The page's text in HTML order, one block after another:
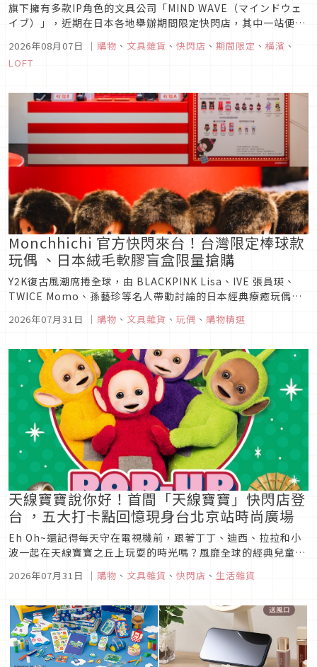
旗下擁有多款IP角色的文具公司「MIND WAVE（マインドウェ
イブ）」，近期在日本各地舉辦期間限定快閃店，其中一站便是
在橫濱Loft登場，現場將販售「懶洋洋喵之助（ごろごろにゃん
すけ）」、「SHIBANBAN微笑柴犬（しばんばん）」、
「PIYOKOMAME豆豆小雞（ぴよこ豆）」這三大主力IP的角...
2026年08月07日 ｜ 購物 、 文具雜貨 、 快閃店 、 期間限定 、 橫濱 、
LOFT
Monchhichi 官方快閃來台！台灣限定棒球款
玩偶 、日本絨毛軟膠盲盒限量搶購
Y2K復古風潮席捲全球，由 BLACKPINK Lisa、IVE 張員瑛、
TWICE Momo、孫藝珍等名人帶動討論的日本經典療癒玩偶
Monchhichi 再度掀起熱潮。歡慶逾 50 週年，首度在台舉辦
「Monchhichi Summer Vibe in Taiwan 2026 台灣快閃
2026年07月31日 ｜ 購物 、 文具雜貨 、 玩偶 、 購物精選
天線寶寶說你好！首間「天線寶寶」快閃店登
台 ，五大打卡點回憶現身台北京站時尚廣場
Eh Oh~還記得每天守在電視機前，跟著丁丁、迪西、拉拉和小
波一起在天線寶寶之丘上玩耍的時光嗎？風靡全球的經典兒童節
目《天線寶寶》7月30日-9月5日首度在台灣開設快閃店，快到
京站時尚廣場1F大門口找回童心吧！快閃店打造四大主角立牌排
劇情中的「...
2026年07月31日 ｜ 購物 、 文具雜貨 、 快閃店 、 生活雜貨